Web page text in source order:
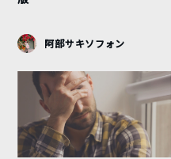
阿部サキソフォン